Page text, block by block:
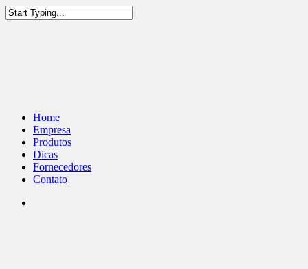
Home
Empresa
Produtos
Dicas
Fornecedores
Contato